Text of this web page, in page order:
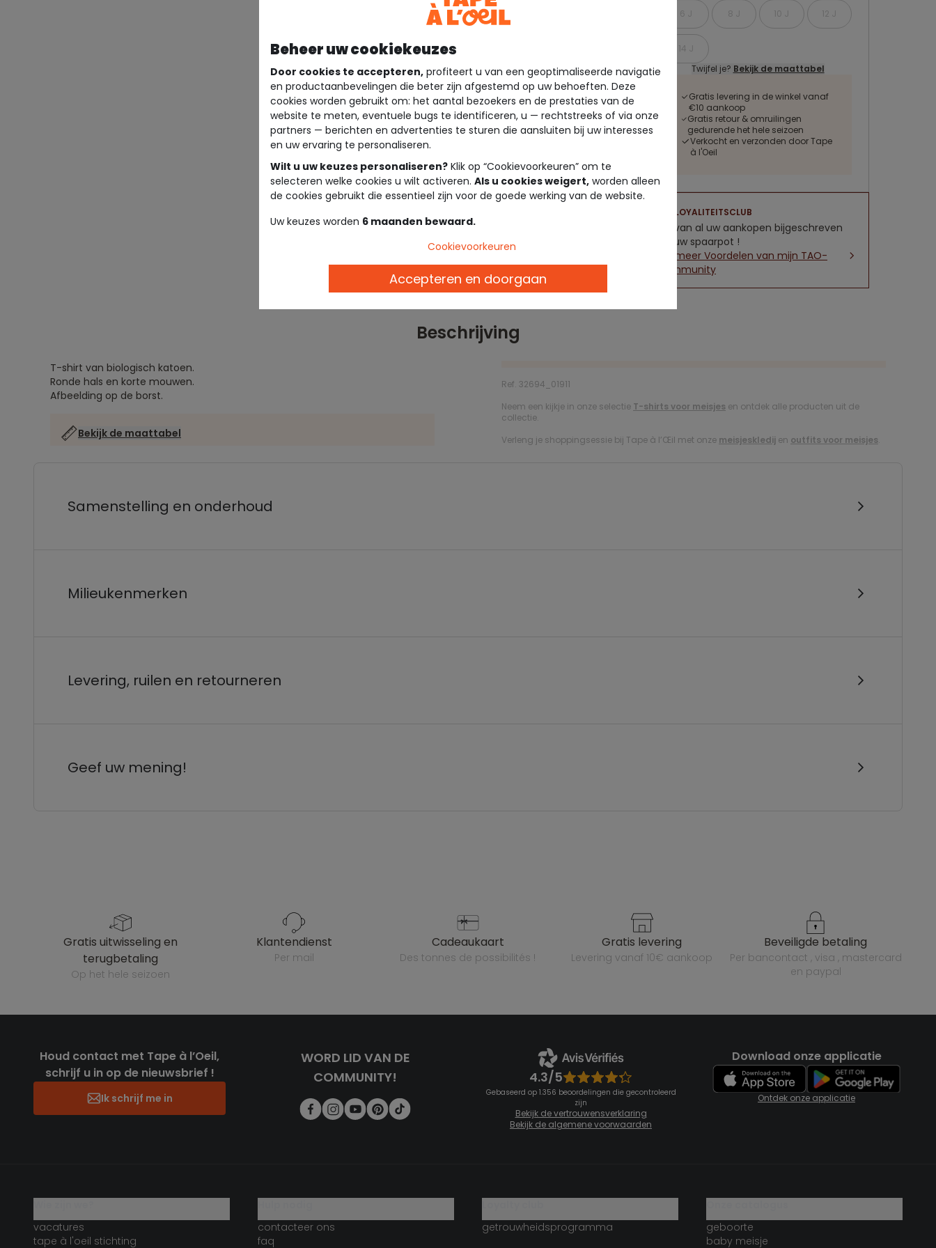
6 J 8 J 10 J 12 J
14 J
Twijfel je? Bekijk de maattabel
Gratis levering in de winkel vanaf
€10 aankoop
Gratis retour & omruilingen
gedurende het hele seizoen
Verkocht en verzonden door Tape
à l'Oeil
LOYALITEITSCLUB
5% van al uw aankopen bijgeschreven
op uw spaarpot !
Zie meer Voordelen van mijn TAO-
community
Beschrijving
T-shirt van biologisch katoen.
Ronde hals en korte mouwen.
Afbeelding op de borst.
Bekijk de maattabel
Ref. 32694_01911
Neem een kijkje in onze selectie T-shirts voor meisjes en ontdek alle producten uit de
collectie.
Verleng je shoppingsessie bij Tape à l’Œil met onze meisjeskledij en outfits voor meisjes.
Samenstelling en onderhoud
Milieukenmerken
Levering, ruilen en retourneren
Geef uw mening!
gratis uitwisseling en
terugbetaling
op het hele seizoen
klantendienst
per mail
cadeaukaart
des tonnes de possibilités !
gratis levering
levering vanaf 10€ aankoop
beveiligde betaling
per bancontact , visa , mastercard
en paypal
Houd contact met Tape à l’Oeil,
schrijf u in op de nieuwsbrief !
Ik schrijf me in
WORD LID VAN DE
COMMUNITY!
4.3/5
Gebaseerd op 1.356 beoordelingen die gecontroleerd
zijn
Bekijk de vertrouwensverklaring
Bekijk de algemene voorwaarden
Download onze applicatie
Ontdek onze applicatie
vacatures
tape à l'oeil stichting
contacteer ons
faq
getrouwheidsprogramma
geboorte
baby meisje
Beheer uw cookiekeuzes
Door cookies te accepteren, profiteert u van een geoptimaliseerde navigatie
en productaanbevelingen die beter zijn afgestemd op uw behoeften. Deze
cookies worden gebruikt om: het aantal bezoekers en de prestaties van de
website te meten, eventuele bugs te identificeren, u — rechtstreeks of via onze
partners — berichten en advertenties te sturen die aansluiten bij uw interesses
en uw ervaring te personaliseren.
Wilt u uw keuzes personaliseren? Klik op “Cookievoorkeuren” om te
selecteren welke cookies u wilt activeren. Als u cookies weigert, worden alleen
de cookies gebruikt die essentieel zijn voor de goede werking van de website.
Uw keuzes worden 6 maanden bewaard.
Cookievoorkeuren
Accepteren en doorgaan